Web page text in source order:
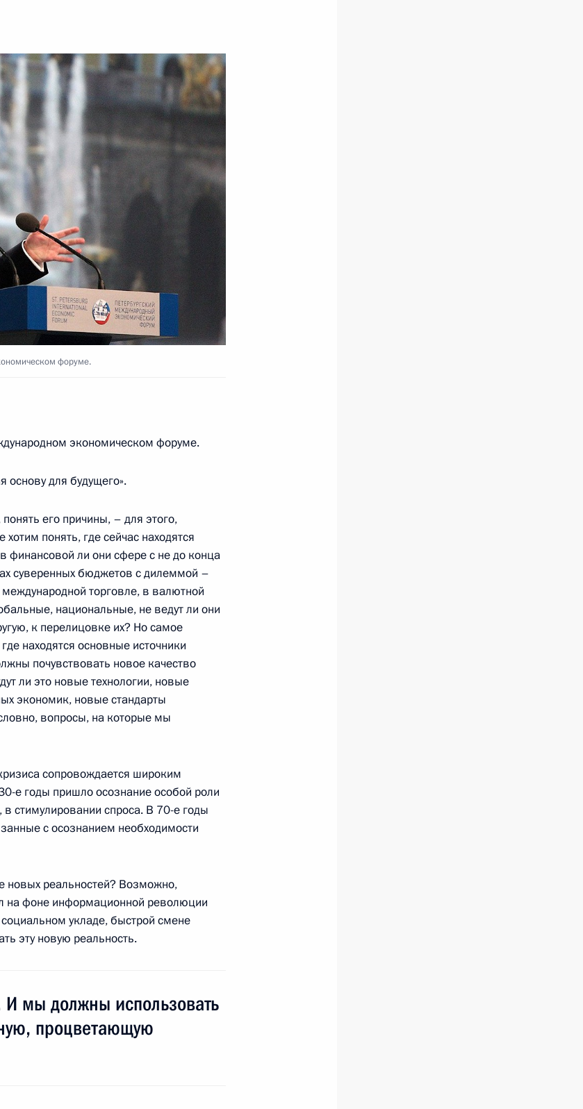
Франции Николя
экономики
11
туристического
банковского
энергия» 6
государств
3
Ивановым 2
форуме.
экономическом форуме.
для будущего».
его причины, – для этого,
понять, где сейчас находятся
финансовой ли они сфере с не до конца
суверенных бюджетов с дилеммой –
торговле, в валютной
национальные, не ведут ли они
к перелицовке их? Но самое
находятся основные источники
почувствовать новое качество
ли это новые технологии, новые
экономик, новые стандарты
вопросы, на которые мы
сопровождается широким
е годы пришло осознание особой роли
в стимулировании спроса. В 70-е годы
с осознанием необходимости
новых реальностей? Возможно,
на фоне информационной революции
укладе, быстрой смене
эту новую реальность.
мы должны использовать
процветающую